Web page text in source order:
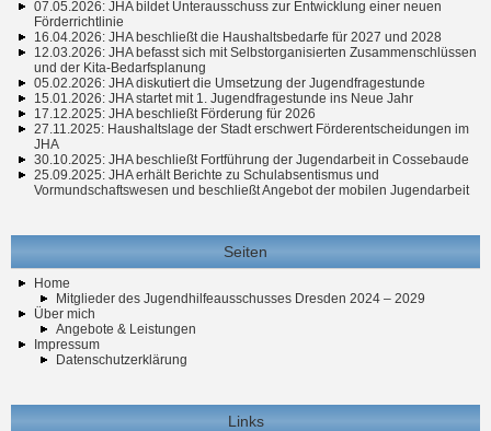
07.05.2026: JHA bildet Unterausschuss zur Entwicklung einer neuen
Förderrichtlinie
16.04.2026: JHA beschließt die Haushaltsbedarfe für 2027 und 2028
12.03.2026: JHA befasst sich mit Selbstorganisierten Zusammenschlüssen
und der Kita-Bedarfsplanung
05.02.2026: JHA diskutiert die Umsetzung der Jugendfragestunde
15.01.2026: JHA startet mit 1. Jugendfragestunde ins Neue Jahr
17.12.2025: JHA beschließt Förderung für 2026
27.11.2025: Haushaltslage der Stadt erschwert Förderentscheidungen im
JHA
30.10.2025: JHA beschließt Fortführung der Jugendarbeit in Cossebaude
25.09.2025: JHA erhält Berichte zu Schulabsentismus und
Vormundschaftswesen und beschließt Angebot der mobilen Jugendarbeit
Seiten
Home
Mitglieder des Jugendhilfeausschusses Dresden 2024 – 2029
Über mich
Angebote & Leistungen
Impressum
Datenschutzerklärung
Links